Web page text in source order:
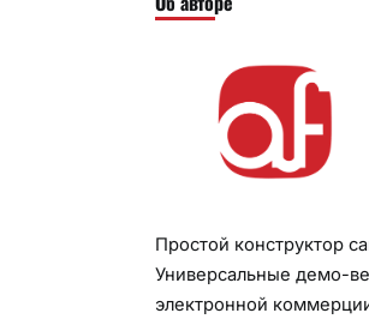
Простой конструктор
Универсальные демо-
электронной